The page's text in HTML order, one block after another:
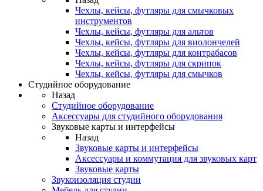
Чехлы, кейсы, футляры для смычковых
инструментов
Чехлы, кейсы, футляры для альтов
Чехлы, кейсы, футляры для виолончелей
Чехлы, кейсы, футляры для контрабасов
Чехлы, кейсы, футляры для скрипок
Чехлы, кейсы, футляры для смычков
Студийное оборудование
Назад
Студийное оборудование
Аксессуары для студийного оборудования
Звуковые карты и интерфейсы
Назад
Звуковые карты и интерфейсы
Аксессуары и коммутация для звуковых карт
Звуковые карты
Звукоизоляция студии